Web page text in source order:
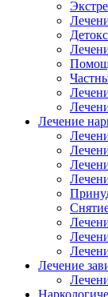
Лечение
Лечение